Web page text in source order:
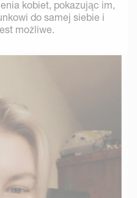
kobiet, pokazując im,
do samej siebie i
możliwe.